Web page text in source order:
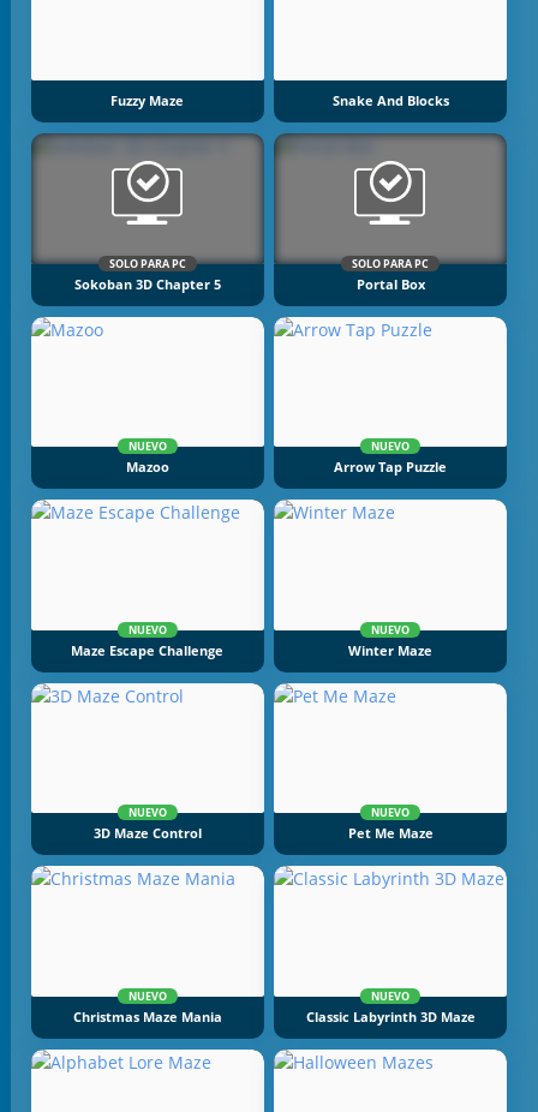
Fuzzy Maze Snake And Blocks
SOLO PARA PC
Sokoban 3D Chapter 5
SOLO PARA PC
Portal Box
NUEVO
Mazoo
NUEVO
Arrow Tap Puzzle
NUEVO
Maze Escape Challenge
NUEVO
Winter Maze
NUEVO
3D Maze Control
NUEVO
Pet Me Maze
NUEVO
Christmas Maze Mania
NUEVO
Classic Labyrinth 3D Maze